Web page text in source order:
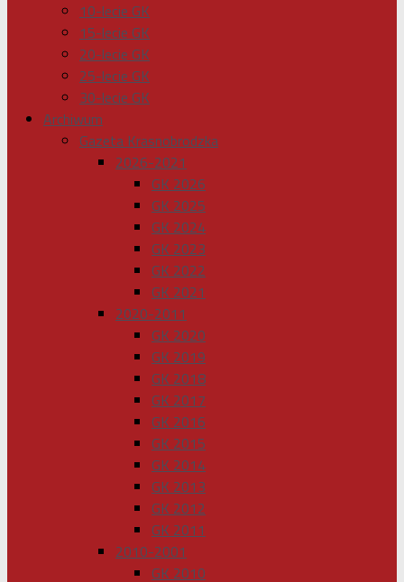
10-lecie GK
15-lecie GK
20-lecie GK
25-lecie GK
30-lecie GK
Archiwum
Gazeta Krasnobrodzka
2026-2021
GK 2026
GK 2025
GK 2024
GK 2023
GK 2022
GK 2021
2020-2011
GK 2020
GK 2019
GK 2018
GK 2017
GK 2016
GK 2015
GK 2014
GK 2013
GK 2012
GK 2011
2010-2001
GK 2010